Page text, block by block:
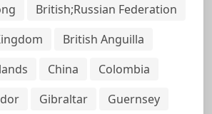
British;Russian Federation
British Anguilla
China
Colombia
Gibraltar
Guernsey